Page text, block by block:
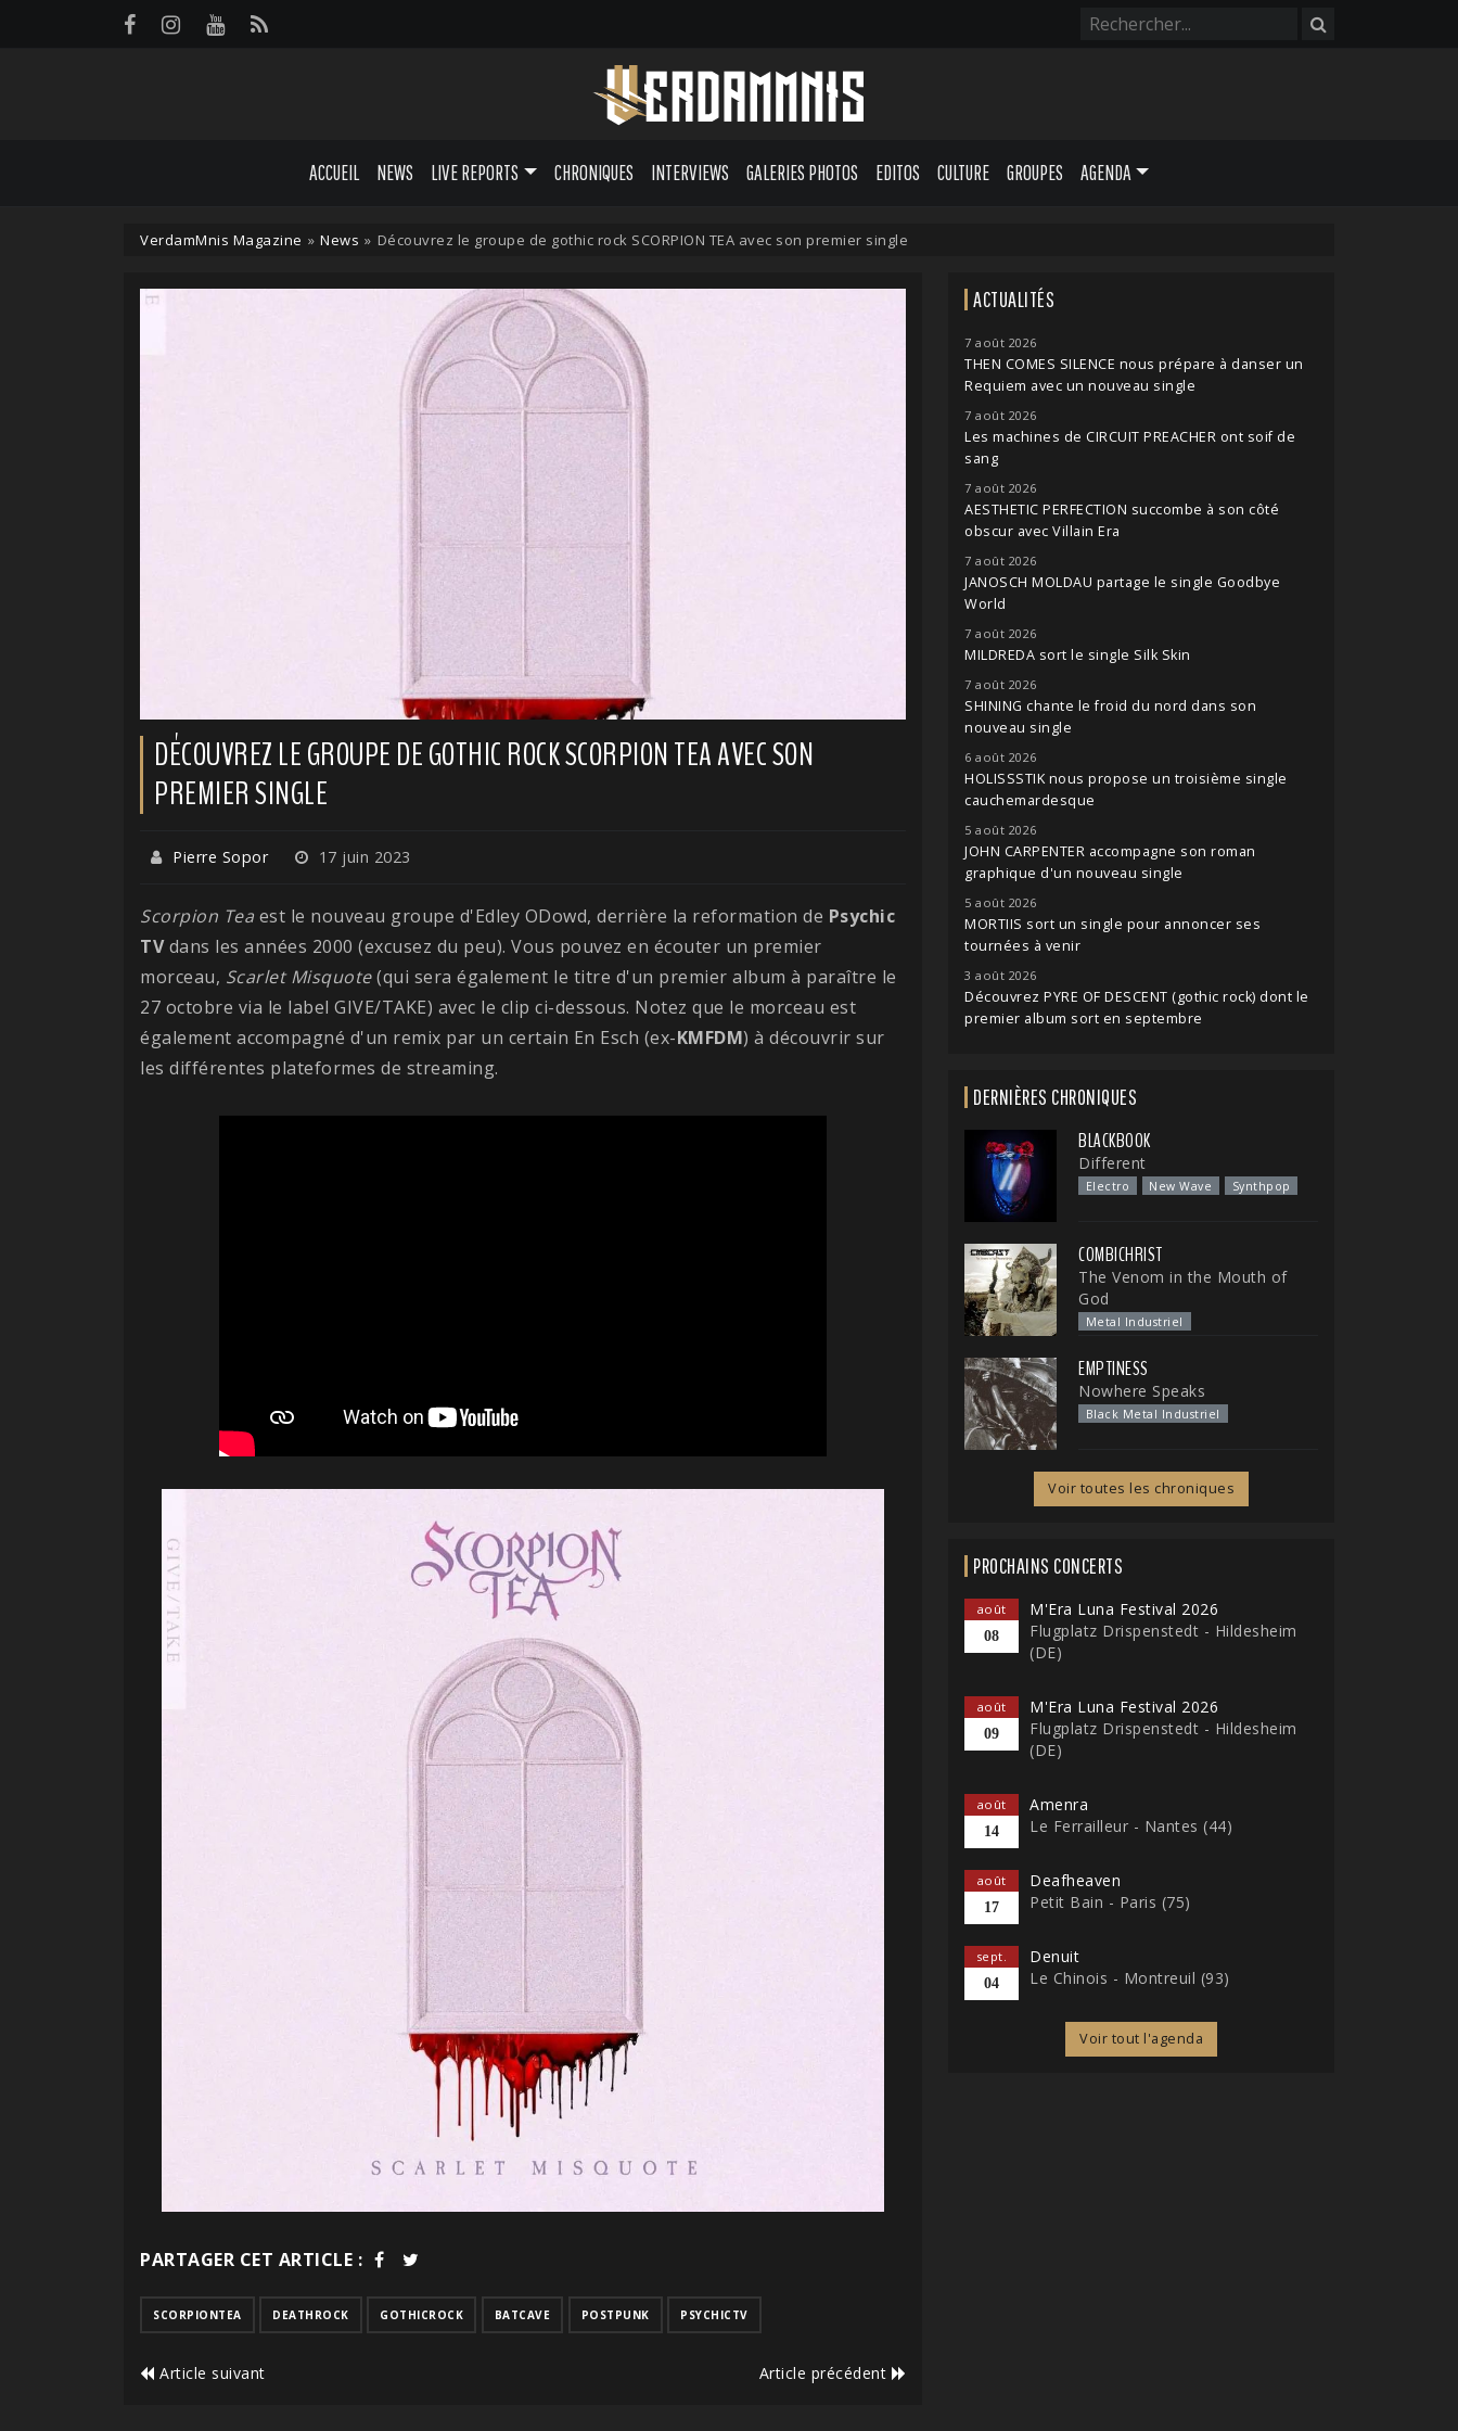
ACCUEIL NEWS LIVE REPORTS CHRONIQUES INTERVIEWS GALERIES PHOTOS EDITOS CULTURE GROUPES AGENDA
VerdamMnis Magazine » News » Découvrez le groupe de gothic rock SCORPION TEA avec son premier single
DÉCOUVREZ LE GROUPE DE GOTHIC ROCK SCORPION TEA AVEC SON
PREMIER SINGLE
Pierre Sopor 17 juin 2023
Scorpion Tea est le nouveau groupe d'Edley ODowd, derrière la reformation de Psychic
TVdans les années 2000 (excusez du peu). Vous pouvez en écouter un premier
morceau, Scarlet Misquote(qui sera également le titre d'un premier album à paraître le
27 octobre via le label GIVE/TAKE) avec le clip ci-dessous. Notez que le morceau est
également accompagné d'un remix par un certain En Esch (ex-KMFDM) à découvrir sur
les différentes plateformes de streaming.
PARTAGER CET ARTICLE :
SCORPIONTEA DEATHROCK GOTHICROCK BATCAVE POSTPUNK PSYCHICTV
Article suivant Article précédent
ACTUALITÉS
7 août 2026
THEN COMES SILENCE nous prépare à danser un
Requiem avec un nouveau single
7 août 2026
Les machines de CIRCUIT PREACHER ont soif de
sang
7 août 2026
AESTHETIC PERFECTION succombe à son côté
obscur avec Villain Era
7 août 2026
JANOSCH MOLDAU partage le single Goodbye
World
7 août 2026
MILDREDA sort le single Silk Skin
7 août 2026
SHINING chante le froid du nord dans son
nouveau single
6 août 2026
HOLISSSTIK nous propose un troisième single
cauchemardesque
5 août 2026
JOHN CARPENTER accompagne son roman
graphique d'un nouveau single
5 août 2026
MORTIIS sort un single pour annoncer ses
tournées à venir
3 août 2026
Découvrez PYRE OF DESCENT (gothic rock) dont le
premier album sort en septembre
DERNIÈRES CHRONIQUES
BLACKBOOK
Different
Electro New Wave Synthpop
COMBICHRIST
The Venom in the Mouth of
God
Metal Industriel
EMPTINESS
Nowhere Speaks
Black Metal Industriel
Voir toutes les chroniques
PROCHAINS CONCERTS
août
08
M'Era Luna Festival 2026
Flugplatz Drispenstedt - Hildesheim
(DE)
août
09
M'Era Luna Festival 2026
Flugplatz Drispenstedt - Hildesheim
(DE)
août
14
Amenra
Le Ferrailleur - Nantes (44)
août
17
Deafheaven
Petit Bain - Paris (75)
sept.
04
Denuit
Le Chinois - Montreuil (93)
Voir tout l'agenda
Panneau de gestion des cookies